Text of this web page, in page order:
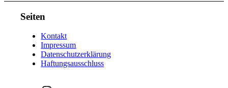
Seiten
Kontakt
Impressum
Datenschutzerklärung
Haftungsausschluss